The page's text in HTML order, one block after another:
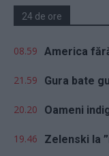
24 de ore
08.59 America
21.59 Gura bate
20.20 Oameni
19.46 Zelenski la